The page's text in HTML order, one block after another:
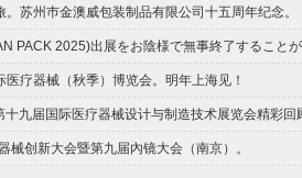
苏州巿金澳威包装制品有限公司十五周年纪念。
疗器械（秋季）博览会。明年上海见！
九届国际医疗器械设计与制造技术展览会精彩回
械创新大会暨第九届內镜大会（南京）。